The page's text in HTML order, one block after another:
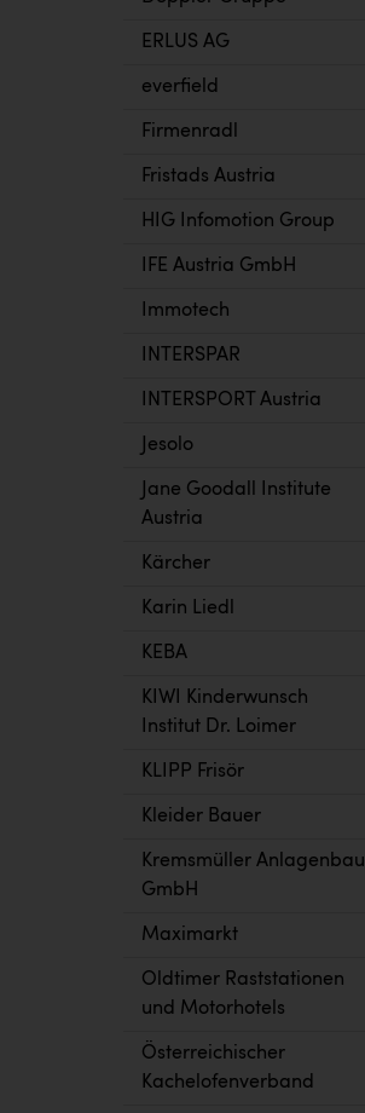
ERLUS AG
everfield
Firmenradl
Fristads Austria
HIG Infomotion Group
IFE Austria GmbH
Immotech
INTERSPAR
INTERSPORT Austria
Jesolo
Jane Goodall Institute
Austria
Kärcher
Karin Liedl
KEBA
KIWI Kinderwunsch
Institut Dr. Loimer
KLIPP Frisör
Kleider Bauer
Kremsmüller Anlagenbau
GmbH
Maximarkt
Oldtimer Raststationen
und Motorhotels
Österreichischer
Kachelofenverband